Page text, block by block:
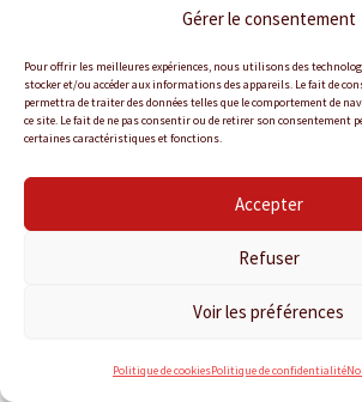
Gérer le consentement
Pour offrir les meilleures expériences, nous utilisons des
stocker et/ou accéder aux informations des appareils. Le fait de
permettra de traiter des données telles que le comportement de
ce site. Le fait de ne pas consentir ou de retirer son consentement
certaines caractéristiques et fonctions.
Accepter
Refuser
Voir les préférences
Politique de cookiesPolitique de confidentialité
Focaccia moelleuse aux saveurs
zaatar
Politique de
Politique de cookies
Conditions Générales de
Nous contacter